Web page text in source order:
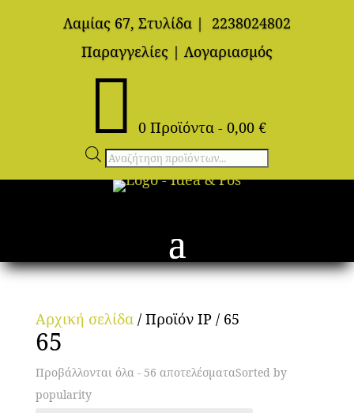
Λαμίας 67, Στυλίδα |
2238024802
Παραγγελίες | Λογαριασμός
 0 Προϊόντα - 0,00 €
Αναζήτηση
προϊόντων
Αρχική σελίδα/ Προϊόν IP / 65
65
Προβάλλονται όλα - 56 αποτελέσματαSorted by
popularity